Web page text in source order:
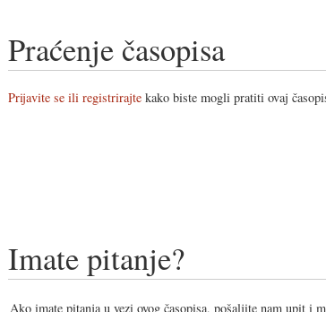
Praćenje časopisa
Prijavite se ili registrirajte kako biste mogli pratiti ovaj
Imate pitanje?
Ako imate pitanja u vezi ovog časopisa, pošaljite nam upit i